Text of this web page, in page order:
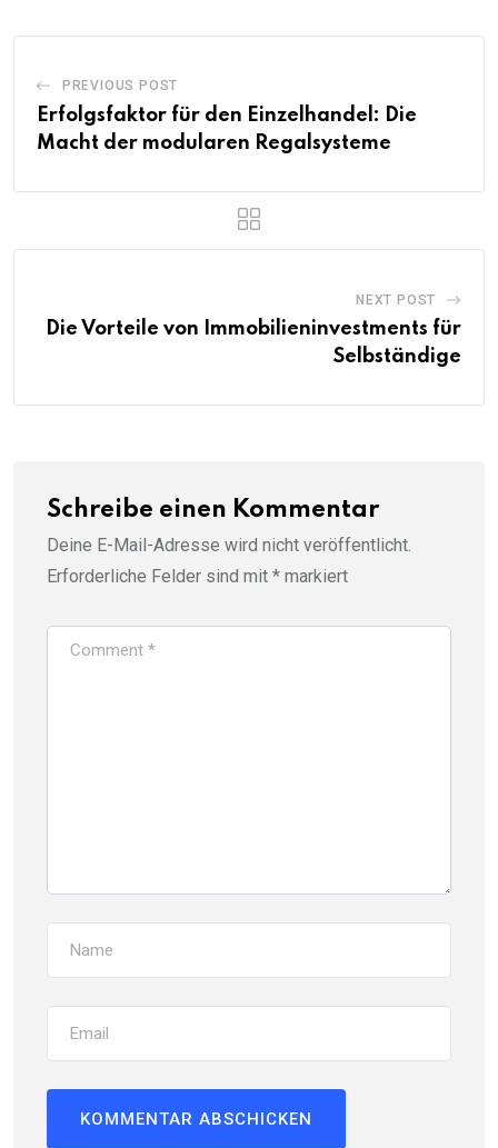
PREVIOUS POST
Erfolgsfaktor für den Einzelhandel: Die
Macht der modularen Regalsysteme
NEXT POST
Die Vorteile von Immobilieninvestments für
Selbständige
Schreibe einen Kommentar
Deine E-Mail-Adresse wird nicht veröffentlicht.
Erforderliche Felder sind mit * markiert